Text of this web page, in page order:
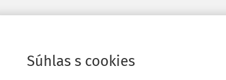
Súhlas s cookies